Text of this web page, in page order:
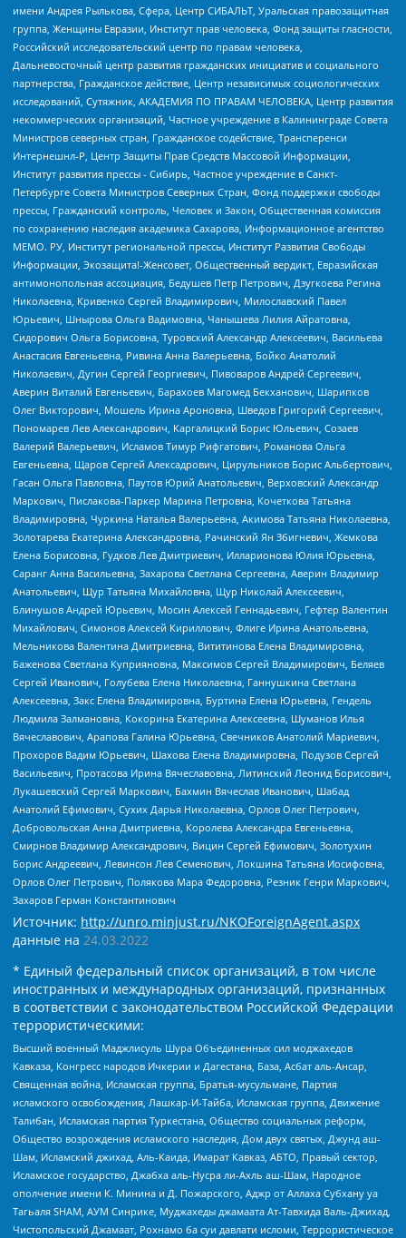
имени Андрея Рылькова, Сфера, Центр СИБАЛЬТ, Уральская правозащитная
группа, Женщины Евразии, Институт прав человека, Фонд защиты гласности,
Российский исследовательский центр по правам человека,
Дальневосточный центр развития гражданских инициатив и социального
партнерства, Гражданское действие, Центр независимых социологических
исследований, Сутяжник, АКАДЕМИЯ ПО ПРАВАМ ЧЕЛОВЕКА, Центр развития
некоммерческих организаций, Частное учреждение в Калининграде Совета
Министров северных стран, Гражданское содействие, Трансперенси
Интернешнл-Р, Центр Защиты Прав Средств Массовой Информации,
Институт развития прессы - Сибирь, Частное учреждение в Санкт-
Петербурге Совета Министров Северных Стран, Фонд поддержки свободы
прессы, Гражданский контроль, Человек и Закон, Общественная комиссия
по сохранению наследия академика Сахарова, Информационное агентство
МЕМО. РУ, Институт региональной прессы, Институт Развития Свободы
Информации, Экозащита!-Женсовет, Общественный вердикт, Евразийская
антимонопольная ассоциация, Бедушев Петр Петрович, Дзугкоева Регина
Николаевна, Кривенко Сергей Владимирович, Милославский Павел
Юрьевич, Шнырова Ольга Вадимовна, Чанышева Лилия Айратовна,
Сидорович Ольга Борисовна, Туровский Александр Алексеевич, Васильева
Анастасия Евгеньевна, Ривина Анна Валерьевна, Бойко Анатолий
Николаевич, Дугин Сергей Георгиевич, Пивоваров Андрей Сергеевич,
Аверин Виталий Евгеньевич, Барахоев Магомед Бекханович, Шарипков
Олег Викторович, Мошель Ирина Ароновна, Шведов Григорий Сергеевич,
Пономарев Лев Александрович, Каргалицкий Борис Юльевич, Созаев
Валерий Валерьевич, Исламов Тимур Рифгатович, Романова Ольга
Евгеньевна, Щаров Сергей Алексадрович, Цирульников Борис Альбертович,
Гасан Ольга Павловна, Паутов Юрий Анатольевич, Верховский Александр
Маркович, Пислакова-Паркер Марина Петровна, Кочеткова Татьяна
Владимировна, Чуркина Наталья Валерьевна, Акимова Татьяна Николаевна,
Золотарева Екатерина Александровна, Рачинский Ян Збигневич, Жемкова
Елена Борисовна, Гудков Лев Дмитриевич, Илларионова Юлия Юрьевна,
Саранг Анна Васильевна, Захарова Светлана Сергеевна, Аверин Владимир
Анатольевич, Щур Татьяна Михайловна, Щур Николай Алексеевич,
Блинушов Андрей Юрьевич, Мосин Алексей Геннадьевич, Гефтер Валентин
Михайлович, Симонов Алексей Кириллович, Флиге Ирина Анатольевна,
Мельникова Валентина Дмитриевна, Вититинова Елена Владимировна,
Баженова Светлана Куприяновна, Максимов Сергей Владимирович, Беляев
Сергей Иванович, Голубева Елена Николаевна, Ганнушкина Светлана
Алексеевна, Закс Елена Владимировна, Буртина Елена Юрьевна, Гендель
Людмила Залмановна, Кокорина Екатерина Алексеевна, Шуманов Илья
Вячеславович, Арапова Галина Юрьевна, Свечников Анатолий Мариевич,
Прохоров Вадим Юрьевич, Шахова Елена Владимировна, Подузов Сергей
Васильевич, Протасова Ирина Вячеславовна, Литинский Леонид Борисович,
Лукашевский Сергей Маркович, Бахмин Вячеслав Иванович, Шабад
Анатолий Ефимович, Сухих Дарья Николаевна, Орлов Олег Петрович,
Добровольская Анна Дмитриевна, Королева Александра Евгеньевна,
Смирнов Владимир Александрович, Вицин Сергей Ефимович, Золотухин
Борис Андреевич, Левинсон Лев Семенович, Локшина Татьяна Иосифовна,
Орлов Олег Петрович, Полякова Мара Федоровна, Резник Генри Маркович,
Захаров Герман Константинович
Источник: http://unro.minjust.ru/NKOForeignAgent.aspx
данные на 24.03.2022
* Единый федеральный список организаций, в том числе
иностранных и международных организаций, признанных
в соответствии с законодательством Российской Федерации
террористическими:
Высший военный Маджлисуль Шура Объединенных сил моджахедов
Кавказа, Конгресс народов Ичкерии и Дагестана, База, Асбат аль-Ансар,
Священная война, Исламская группа, Братья-мусульмане, Партия
исламского освобождения, Лашкар-И-Тайба, Исламская группа, Движение
Талибан, Исламская партия Туркестана, Общество социальных реформ,
Общество возрождения исламского наследия, Дом двух святых, Джунд аш-
Шам, Исламский джихад, Аль-Каида, Имарат Кавказ, АБТО, Правый сектор,
Исламское государство, Джабха аль-Нусра ли-Ахль аш-Шам, Народное
ополчение имени К. Минина и Д. Пожарского, Аджр от Аллаха Субхану уа
Тагьаля SHAM, АУМ Синрике, Муджахеды джамаата Ат-Тавхида Валь-Джихад,
Чистопольский Джамаат, Рохнамо ба суи давлати исломи, Террористическое